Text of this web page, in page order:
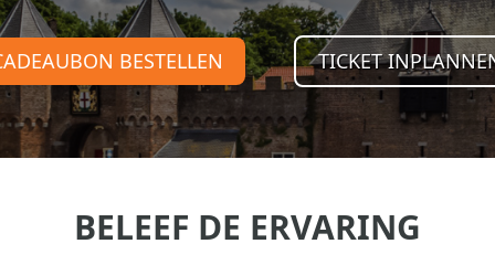
BESTELLEN TICKET
BELEEF DE ERVARING